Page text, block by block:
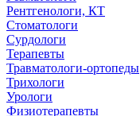
Рентгенологи, КТ
Стоматологи
Сурдологи
Терапевты
Травматологи-ортопеды
Трихологи
Урологи
Физиотерапевты